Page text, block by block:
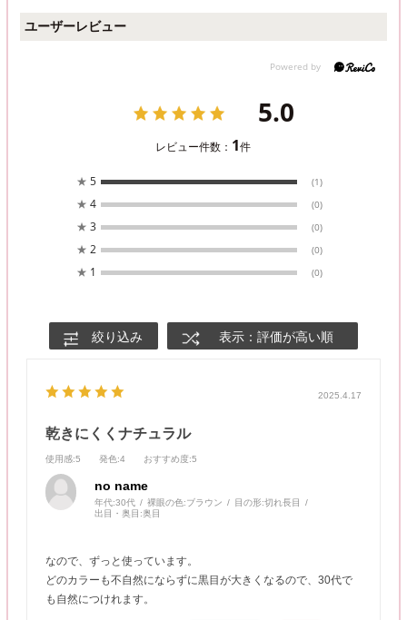
ユーザーレビュー
5.0
レビュー件数： 1件
★ 5 (1)
★ 4 (0)
★ 3 (0)
★ 2 (0)
★ 1 (0)
絞り込み 表示：評価が高い順
2025.4.17
乾きにくくナチュラル
使用感:5 発色:4 おすすめ度:5
no name
年代:30代 裸眼の色:ブラウン 目の形:切れ長目
出目・奥目:奥目
なので、ずっと使っています。
どのカラーも不自然にならずに黒目が大きくなるので、30代で
も自然につけれます。